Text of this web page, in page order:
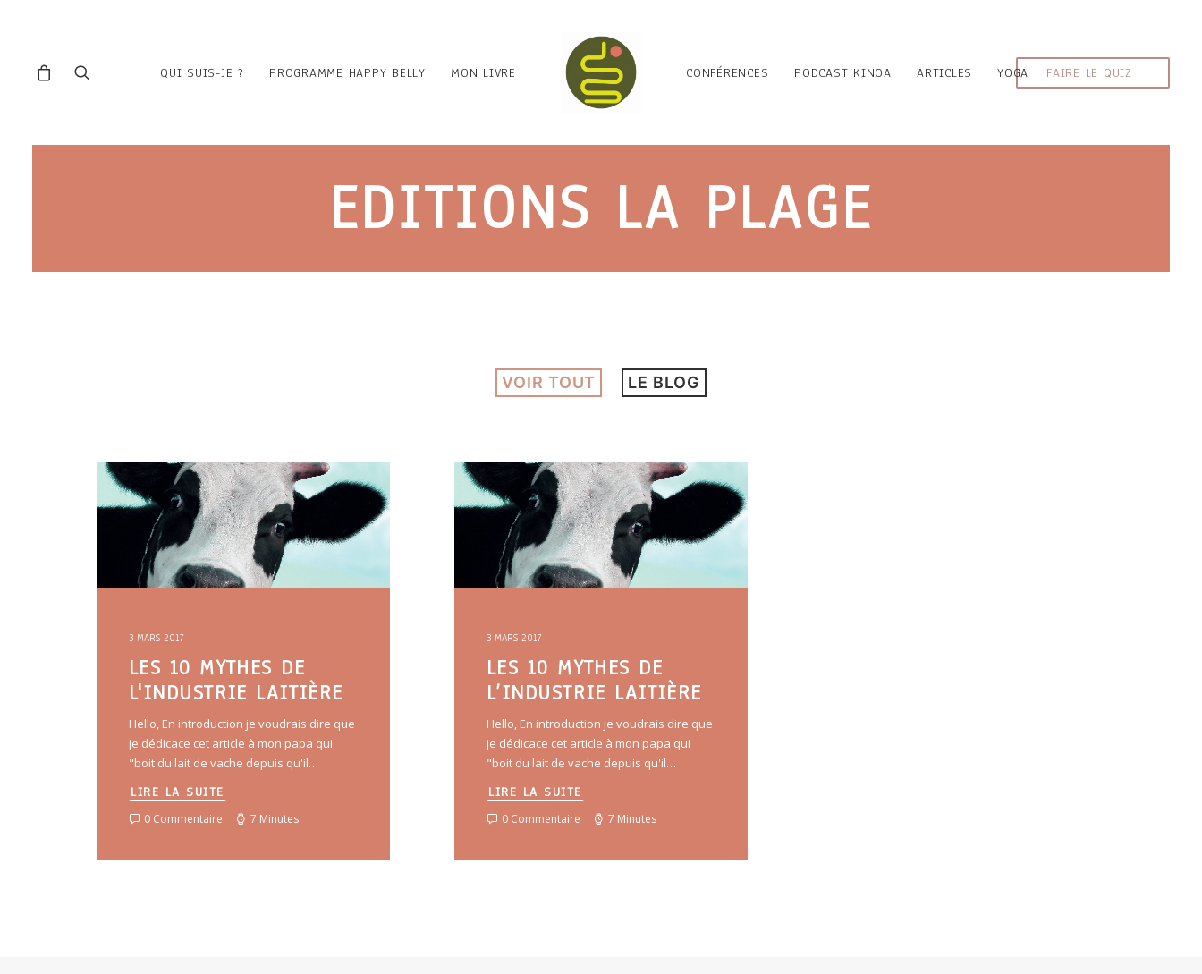
FAIRE LE QUIZ
QUI SUIS-JE ? PROGRAMME HAPPY BELLY MON LIVRE CONFÉRENCES PODCAST KINOA ARTICLES YOGA
EDITIONS LA PLAGE
VOIR TOUT LE BLOG
3 MARS 2017
LES 10 MYTHES DE
L'INDUSTRIE LAITIÈRE
Hello, En introduction je voudrais dire que
je dédicace cet article à mon papa qui
"boit du lait de vache depuis qu'il…
LIRE LA SUITE
0 Commentaire 7 Minutes
3 MARS 2017
LES 10 MYTHES DE
L’INDUSTRIE LAITIÈRE
Hello, En introduction je voudrais dire que
je dédicace cet article à mon papa qui
"boit du lait de vache depuis qu'il…
LIRE LA SUITE
0 Commentaire 7 Minutes